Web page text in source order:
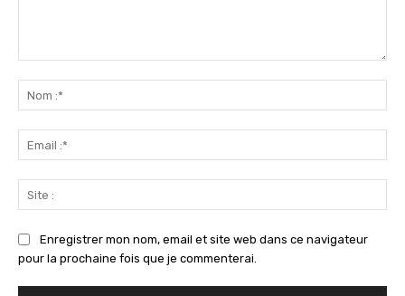
Enregistrer mon nom, email et site web dans ce navigateur
pour la prochaine fois que je commenterai.